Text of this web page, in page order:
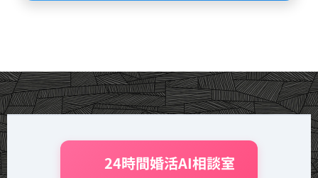
🤖 24時間婚活AI相談室